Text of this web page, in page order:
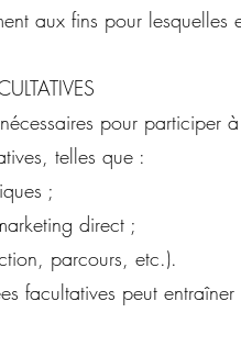
aux fins pour lesquelles
pour participer
telles que :
;
direct ;
parcours, etc.).
facultatives peut entraîner